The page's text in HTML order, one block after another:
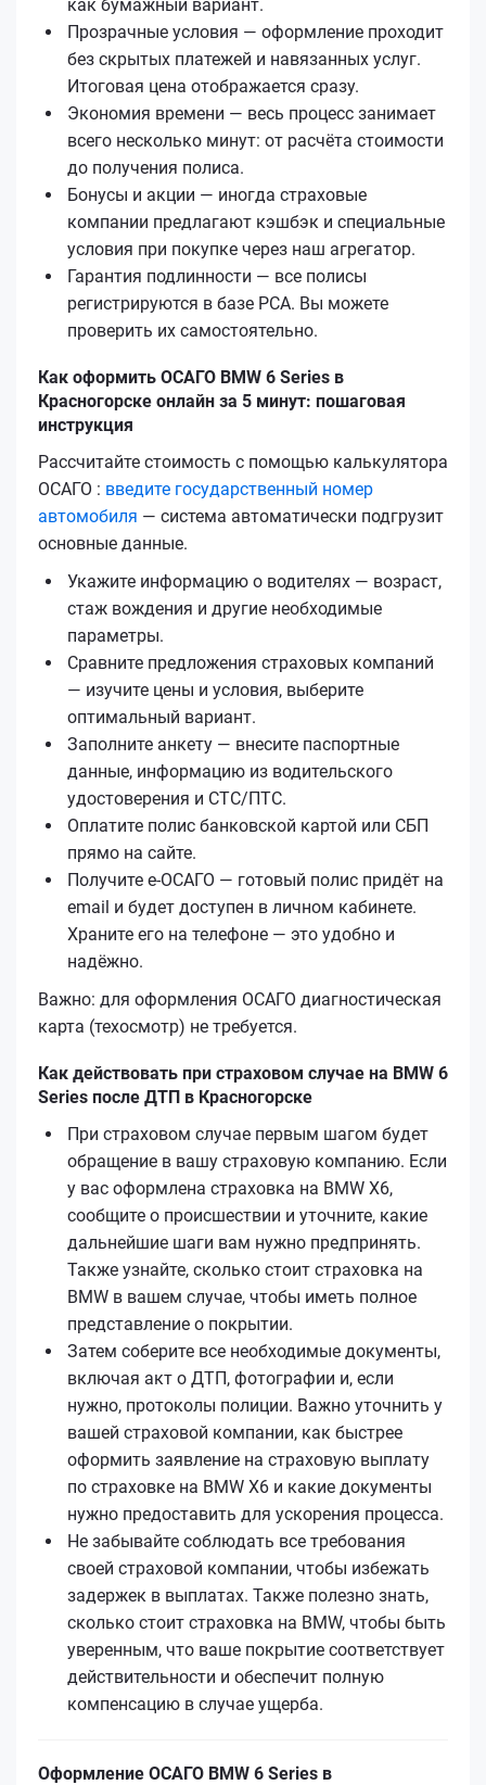
как бумажный вариант.
Прозрачные условия — оформление проходит
без скрытых платежей и навязанных услуг.
Итоговая цена отображается сразу.
Экономия времени — весь процесс занимает
всего несколько минут: от расчёта стоимости
до получения полиса.
Бонусы и акции — иногда страховые
компании предлагают кэшбэк и специальные
условия при покупке через наш агрегатор.
Гарантия подлинности — все полисы
регистрируются в базе РСА. Вы можете
проверить их самостоятельно.
Как оформить ОСАГО BMW 6 Series в
Красногорске онлайн за 5 минут: пошаговая
инструкция
Рассчитайте стоимость с помощью калькулятора
ОСАГО : введите государственный номер
автомобиля — система автоматически подгрузит
основные данные.
Укажите информацию о водителях — возраст,
стаж вождения и другие необходимые
параметры.
Сравните предложения страховых компаний
— изучите цены и условия, выберите
оптимальный вариант.
Заполните анкету — внесите паспортные
данные, информацию из водительского
удостоверения и СТС/ПТС.
Оплатите полис банковской картой или СБП
прямо на сайте.
Получите е‑ОСАГО — готовый полис придёт на
email и будет доступен в личном кабинете.
Храните его на телефоне — это удобно и
надёжно.
Важно: для оформления ОСАГО диагностическая
карта (техосмотр) не требуется.
Как действовать при страховом случае на BMW 6
Series после ДТП в Красногорске
При страховом случае первым шагом будет
обращение в вашу страховую компанию. Если
у вас оформлена страховка на BMW X6,
сообщите о происшествии и уточните, какие
дальнейшие шаги вам нужно предпринять.
Также узнайте, сколько стоит страховка на
BMW в вашем случае, чтобы иметь полное
представление о покрытии.
Затем соберите все необходимые документы,
включая акт о ДТП, фотографии и, если
нужно, протоколы полиции. Важно уточнить у
вашей страховой компании, как быстрее
оформить заявление на страховую выплату
по страховке на BMW X6 и какие документы
нужно предоставить для ускорения процесса.
Не забывайте соблюдать все требования
своей страховой компании, чтобы избежать
задержек в выплатах. Также полезно знать,
сколько стоит страховка на BMW, чтобы быть
уверенным, что ваше покрытие соответствует
действительности и обеспечит полную
компенсацию в случае ущерба.
Оформление ОСАГО BMW 6 Series в